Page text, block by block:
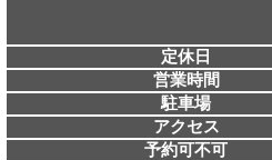
定休日
営業時間
駐車場
アクセス
予約可不可